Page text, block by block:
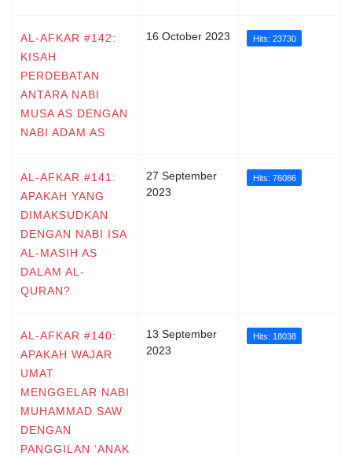
AL-AFKAR #142:
KISAH
PERDEBATAN
ANTARA NABI
MUSA AS DENGAN
NABI ADAM AS
16 October 2023 Hits: 23730
AL-AFKAR #141:
APAKAH YANG
DIMAKSUDKAN
DENGAN NABI ISA
AL-MASIH AS
DALAM AL-
QURAN?
27 September
2023
Hits: 76086
AL-AFKAR #140:
APAKAH WAJAR
UMAT
MENGGELAR NABI
MUHAMMAD SAW
DENGAN
PANGGILAN ‘ANAK
13 September
2023
Hits: 18038